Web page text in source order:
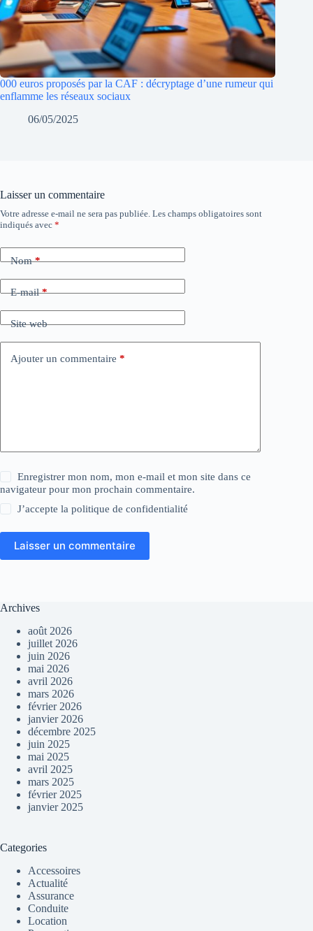
000 euros proposés par la CAF : décryptage d’une rumeur qui
enflamme les réseaux sociaux
06/05/2025
Laisser un commentaire
Votre adresse e-mail ne sera pas publiée. Les champs obligatoires sont
indiqués avec *
Nom*
E-mail*
Site web
Ajouter un commentaire *
Enregistrer mon nom, mon e-mail et mon site dans ce
navigateur pour mon prochain commentaire.
J’accepte lapolitique de confidentialité
Laisser un commentaire
Archives
août 2026
juillet 2026
juin 2026
mai 2026
avril 2026
mars 2026
février 2026
janvier 2026
décembre 2025
juin 2025
mai 2025
avril 2025
mars 2025
février 2025
janvier 2025
Categories
Accessoires
Actualité
Assurance
Conduite
Location